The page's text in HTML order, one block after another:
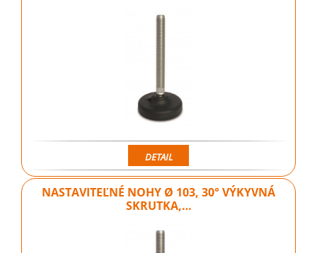
DETAIL
NASTAVITEĽNÉ NOHY Ø 103, 30° VÝKYVNÁ
SKRUTKA,…